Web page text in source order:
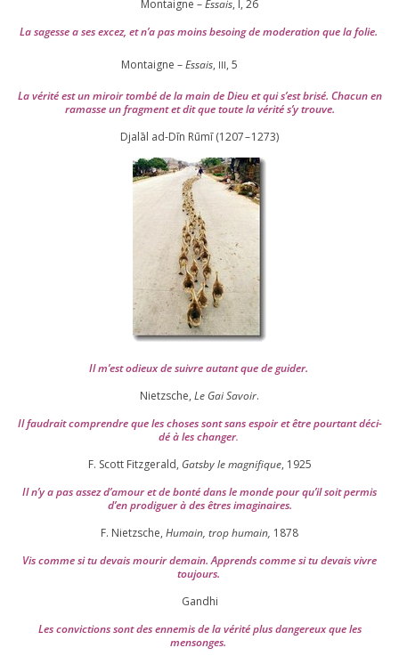
Montaigne –Essais, I, 26
La sagesse a ses excez, et n’a pas moins besoing de mode­ra­tion que la folie.
Montaigne –Essais, III, 5
La véri­té est un miroir tom­bé de la main de Dieu et qui s’est bri­sé. Chacun en
ramasse un frag­ment et dit que toute la véri­té s’y trouve.
Djalāl ad-Dīn Rūmī (1207–1273)
Il m’est odieux de suivre autant que de gui­der.
Nietzsche, Le Gai Savoir.
Il fau­drait com­prendre que les choses sont sans espoir et être pour­tant déci­
dé à les chan­ger.
F. Scott Fitzgerald, Gatsby le magni­fique, 1925
Il n’y a pas assez d’a­mour et de bon­té dans le monde pour qu’il soit per­mis
d’en pro­di­guer à des êtres imaginaires.
F. Nietzsche, Humain, trop humain, 1878
Vis comme si tu devais mou­rir demain. Apprends comme si tu devais vivre
toujours.
Gandhi
Les convic­tions sont des enne­mis de la véri­té plus dan­ge­reux que les
mensonges.